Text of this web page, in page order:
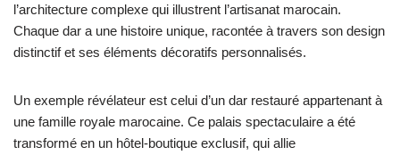
l’architecture complexe qui illustrent l’artisanat marocain.
Chaque dar a une histoire unique, racontée à travers son design
distinctif et ses éléments décoratifs personnalisés.
Un exemple révélateur est celui d’un dar restauré appartenant à
une famille royale marocaine. Ce palais spectaculaire a été
transformé en un hôtel-boutique exclusif, qui allie